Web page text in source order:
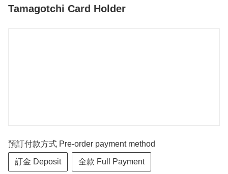
Tamagotchi Card Holder
預訂付款方式 Pre-order payment method
訂金 Deposit 全款 Full Payment